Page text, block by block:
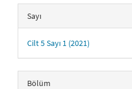
Sayı
Cilt 5 Sayı 1 (2021)
Bölüm